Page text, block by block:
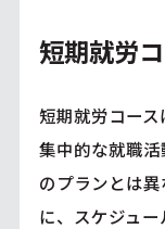
短期就労
短期就労コース
集中的な就職
のプランとは
に、スケジュ